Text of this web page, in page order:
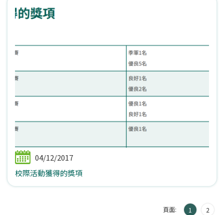
04/12/2017
校際活動獲得的獎項
頁面: 1 2